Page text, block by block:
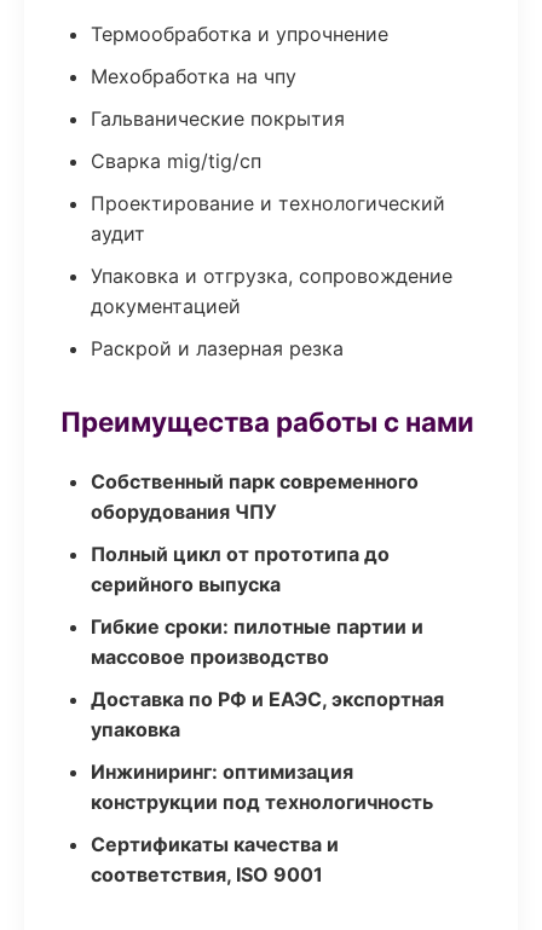
Термообработка и упрочнение
Мехобработка на чпу
Гальванические покрытия
Сварка mig/tig/сп
Проектирование и технологический
аудит
Упаковка и отгрузка, сопровождение
документацией
Раскрой и лазерная резка
Преимущества работы с нами
Собственный парк современного
оборудования ЧПУ
Полный цикл от прототипа до
серийного выпуска
Гибкие сроки: пилотные партии и
массовое производство
Доставка по РФ и ЕАЭС, экспортная
упаковка
Инжиниринг: оптимизация
конструкции под технологичность
Сертификаты качества и
соответствия, ISO 9001